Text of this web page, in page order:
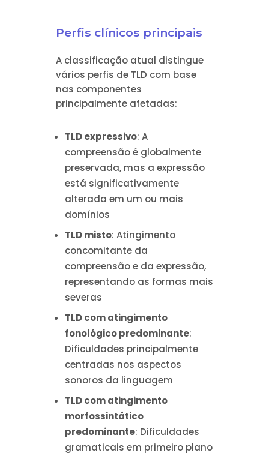
Perfis clínicos principais
A classificação atual distingue
vários perfis de TLD com base
nas componentes
principalmente afetadas:
TLD expressivo: A
compreensão é globalmente
preservada, mas a expressão
está significativamente
alterada em um ou mais
domínios
TLD misto: Atingimento
concomitante da
compreensão e da expressão,
representando as formas mais
severas
TLD com atingimento
fonológico predominante:
Dificuldades principalmente
centradas nos aspectos
sonoros da linguagem
TLD com atingimento
morfossintático
predominante: Dificuldades
gramaticais em primeiro plano